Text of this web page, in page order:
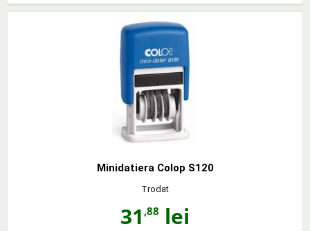
Minidatiera Colop S120
Trodat
31 ,88 lei